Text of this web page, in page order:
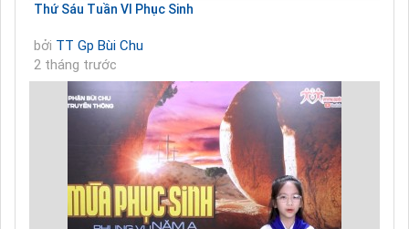
Thứ Sáu Tuần VI Phục Sinh
bởi TT Gp Bùi Chu
2 tháng trước